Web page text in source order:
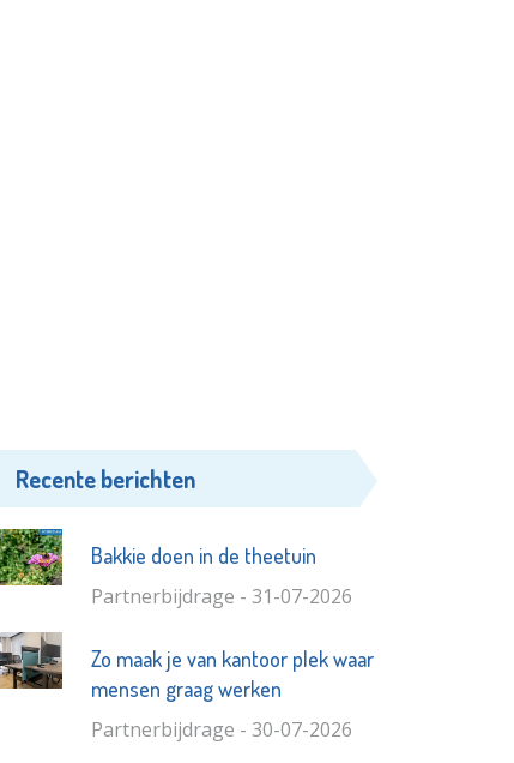
Recente berichten
Bakkie doen in de theetuin
Partnerbijdrage - 31-07-2026
Zo maak je van kantoor plek waar
mensen graag werken
Partnerbijdrage - 30-07-2026